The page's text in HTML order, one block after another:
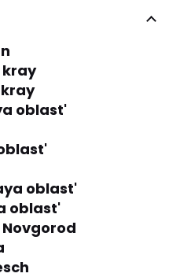
kray
oblast'
oblast'
oblast'